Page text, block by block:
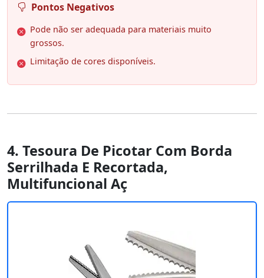
Pontos Negativos
Pode não ser adequada para materiais muito
grossos.
Limitação de cores disponíveis.
4. Tesoura De Picotar Com Borda
Serrilhada E Recortada,
Multifuncional Aç